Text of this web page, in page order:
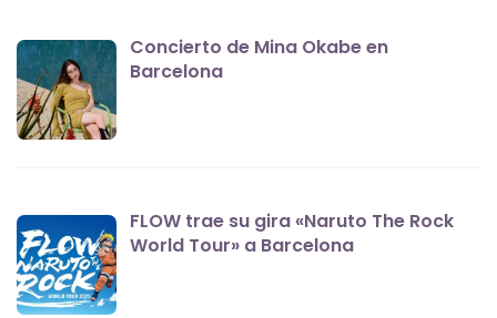
Concierto de Mina Okabe en
Barcelona
FLOW trae su gira «Naruto The Rock
World Tour» a Barcelona